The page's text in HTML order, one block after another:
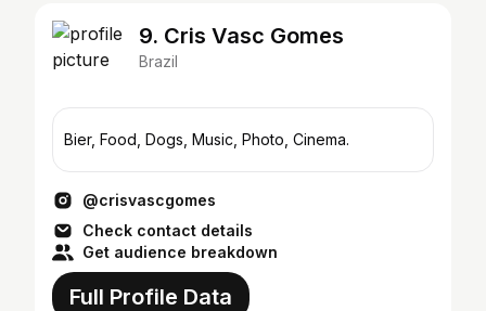
9. Cris Vasc Gomes
Brazil
Bier, Food, Dogs, Music, Photo, Cinema.
@crisvascgomes
Check contact details
Get audience breakdown
Full Profile Data